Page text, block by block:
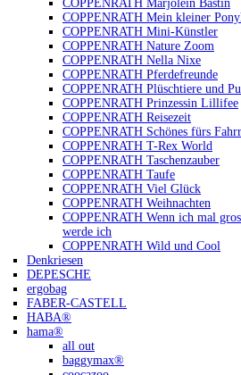
COPPENRATH Marjolein Bastin
COPPENRATH Mein kleiner
COPPENRATH Mini-Künstler
COPPENRATH Nature Zoom
COPPENRATH Nella Nixe
COPPENRATH Pferdefreunde
COPPENRATH Plüschtiere und
COPPENRATH Prinzessin Lillifee
COPPENRATH Reisezeit
COPPENRATH Schönes fürs
COPPENRATH T-Rex World
COPPENRATH Taschenzauber
COPPENRATH Taufe
COPPENRATH Viel Glück
COPPENRATH Weihnachten
COPPENRATH Wenn ich mal
werde ich
COPPENRATH Wild und Cool
Denkriesen
DEPESCHE
ergobag
FABER-CASTELL
HABA®
hama®
all out
baggymax®